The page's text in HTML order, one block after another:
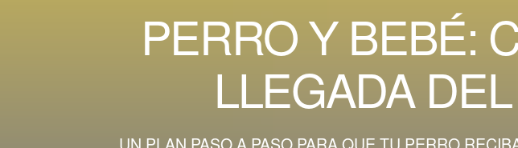
PERRO Y BEBÉ:
LLEGADA